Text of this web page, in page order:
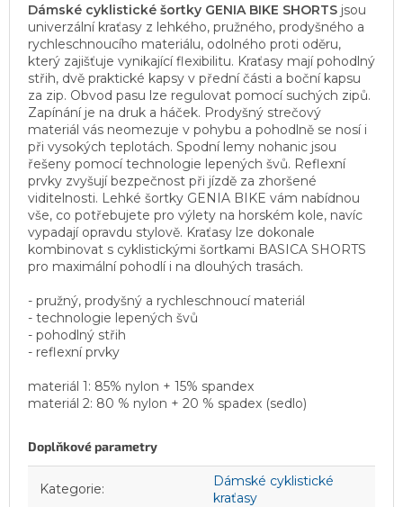
Dámské cyklistické šortky GENIA BIKE SHORTS jsou
univerzální kraťasy z lehkého, pružného, prodyšného a
rychleschnoucího materiálu, odolného proti oděru,
který zajišťuje vynikající flexibilitu. Kraťasy mají pohodlný
střih, dvě praktické kapsy v přední části a boční kapsu
za zip. Obvod pasu lze regulovat pomocí suchých zipů.
Zapínání je na druk a háček. Prodyšný strečový
materiál vás neomezuje v pohybu a pohodlně se nosí i
při vysokých teplotách. Spodní lemy nohanic jsou
řešeny pomocí technologie lepených švů. Reflexní
prvky zvyšují bezpečnost při jízdě za zhoršené
viditelnosti. Lehké šortky GENIA BIKE vám nabídnou
vše, co potřebujete pro výlety na horském kole, navíc
vypadají opravdu stylově. Kraťasy lze dokonale
kombinovat s cyklistickými šortkami BASICA SHORTS
pro maximální pohodlí i na dlouhých trasách.
- pružný, prodyšný a rychleschnoucí materiál
- technologie lepených švů
- pohodlný střih
- reflexní prvky
materiál 1: 85% nylon + 15% spandex
materiál 2: 80 % nylon + 20 % spadex (sedlo)
Doplňkové parametry
Kategorie:
Dámské cyklistické
kraťasy